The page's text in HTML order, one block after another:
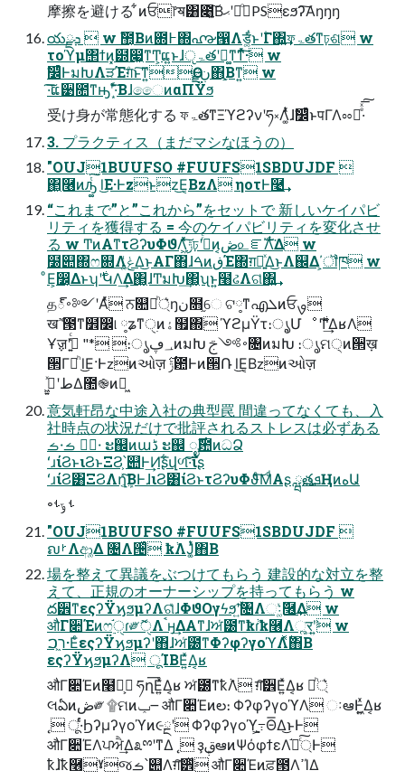
摩擦を避ける ͋ͷਓ෦ॺ͸೉͍͔͠Βޙʹճͦ͏PSεϧʔ͠Α͏ŋŋŋ
యܕྫ  w ࣾ಺͔Βͷ఍߅΍൷൑Λड͚ͨ͋ͱʹؕΓ΍͍͢ফۃతͳঢ়ଶ w
τοϓμ΢ϯͷ͓๽෇͖ͳͲ͕ແ͍ͱɺੵۃతʹಈ͚ͳ͘ͳͬͯ͠·͏ w
ࣗ෼ͨͪͰมԽΛੜΈग़ͦ͏ͱ͠ͳ͍Өڹྗ΋֦͕Βͳ͍ w
·͘͞͠ແ੹೚ͳԣ࣠ʹ·͙ͬ͠ΒɺෛͷαΠΫϧ
受け⾝が常態化する ফۃతͳΞϓϩʔνʹཧ༝Λ͚ͭͯɺࣗ෼ͨͪͱपΓΛೲಘͤͯ͞͠·͏
3. プラクティス（まだマシなほうの）
"OUJ1BUUFSO #FUUFS1SBDUJDF 
΂͖࿦ͷԡ͚ͭ͠ l͜Ε·Ͱzͱz͜Ε͔ΒzΛ ηοτͰ࿩͢
“これまで”と”これから”をセットで 新しいケイパビ
リティを獲得する = 今のケイパビリティを変化させ
る w ͲͷΑ͏ͳτϨʔυΦϑΛ͖ͯͯ͠ݱঢ়ʹࢸͬͨͷ͔ڞ௨ೝࣝΛͭ͘Δ w
໰୊΍ෆ଍Λݟ͚ͭΔ͜ͱΑΓ΋ɺࠓͷڧΈ΍ग़དྷ͍ͯΔ͜ͱΛ஌Δ΄͏͕ॏཁ w
ͦΕ͕෼͔Δͱʮ࣍ʹԿΛ͢Δ΂͖͔ɺͲ͏มԽ͢΂͖͔ʯͱ͍͏໨ઢΛଗ͑΍͍͢
த్࠾༻ʹΑͬͯ ਨ௚্ཱͪ͛ŋن໛֦େ ଟ༷ͳഎܠͷਓࡐ
खް͘ߴ౓ͳ໾ׂ෼୲ ༷ʑͳੑ࣭ͷۀ຿΍ ϓϩμΫτ։ൃ͕Մೳ ࣍Ͳ͏͢ΔʁΛ
Ұॹʹߟ͍͑ͨ "* ։ൃ؀ڥͷมԽ ࠾༻ࢢ৔ͷมԽ ։ൃମ੍ͷ੒ख़
੒Γཱͪ l͜Ε·Ͱzͷઓज़ ݱ࣌఺Ͱͷ੒Ռ l͜Ε͔Βzͷઓज़
طʹى͖͍ͯΔ಺֎ͷಈ͖
意気軒昂な中途⼊社の典型罠 間違ってなくても、⼊
社時点の状況だけで批評されるストレスは必ずある
ࡏ੶ظؒ ࡏ੶ ະ஌ͷաڈ ະ஌ ೖࣾ࣌఺ͷධՁ
ʻɹίϨͱιϨͱΞϨ͕՝୊Ͱ͢Ͷʂ͋͞վળ͠·͠ΐ͏ʂ
ʻɹίϨ͸ΞϨΛղܾ͔ͯ͠ΒͰɺιϨ͸ίϨͱτϨʔυΦϑͨ͠ΜͩΑʂ ྺ࢙తܦҢͷهԱ
৽ࢀ ݹࢀ
"OUJ1BUUFSO #FUUFS1SBDUJDF 
ຎࡲΛආ͚Δ ৔Λ੔͑ͯ ҟٞΛͿ͚ͭͯ΋Β͏
場を整えて異議をぶつけてもらう 建設的な対⽴を整
えて、正規のオーナーシップを持ってもらう w
ద੾ͳεςʔΫϗϧμʔΛଗ͑ͯɺΦϑΟγϟϧʹ͍ۙ͠৔Λઃ͚ͯٞ࿦͢Δ w
औΓ૊Έͷෆ࣮֬ੑɾ༗ޮੑΛࠨӈ͢ΔΑ͏ͳɺਅͬ౰ͳҟٞɾҟ࿦Λૣ͘र͍ʹ͍͘ w
ר͖ࠐ·ΕͨεςʔΫϗϧμʔʹ΋ɺਅͬ౰ͳΦʔφʔγοϓΛ࣋ͬͯ΋Β͏
εςʔΫϗϧμʔΛ ूΊΒΕ͍ͯΔ͔ʁ
औΓ૊Έͷ໨త͕ ཧղ͞Ε͍ͯΔ͔ʁ ਅͬ౰ͳҟٞΛ ग़͠੾Ε͍ͯΔ͔ʁ ্ཱͪ͛
લఏͷڞ༗ ۩ମͷݕ౼ औΓ૊Έͷల։ ΦʔφʔγοϓΛ ઃఆͰ͖͍ͯΔ͔ʁ
˛ ू·ͬͨϦʔμʔγοϓͷ૯ྔʹ Φʔφʔγοϓֻ͕͚߹Θ͞Δ͜ͱͰ
औΓ૊ΈΛਪਐ͢Δ೩ྉʹͳΔ ˛ ҙࢥܾఆͷΨόφϯεΛ֬อ্ͨ͠Ͱ
ҟٞɺҟ࿦ˠજࡏ՝୊Λग़͠੾ͬͯ औΓ૊Έͷਫ਼౓ΛߴΊΔ